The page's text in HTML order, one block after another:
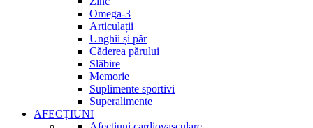
Omega-3
Articulații
Unghii și păr
Căderea părului
Slăbire
Memorie
Suplimente sportivi
Superalimente
AFECȚIUNI